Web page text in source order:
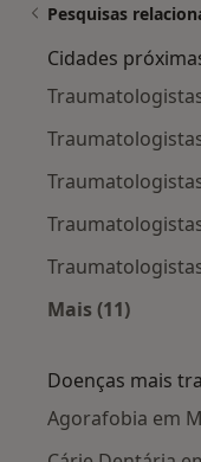
Pesquisas
Cidades
Mais (11)
Doenças mais
Agorafobia em